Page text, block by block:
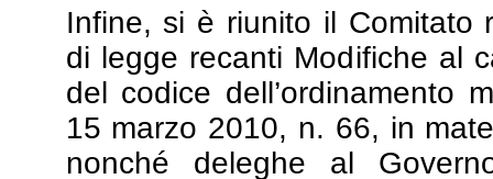
Infine, si è riunito il Comitato
di legge recanti Modifiche al
del codice dell’ordinamento
15 marzo 2010, n. 66, in
nonché deleghe al